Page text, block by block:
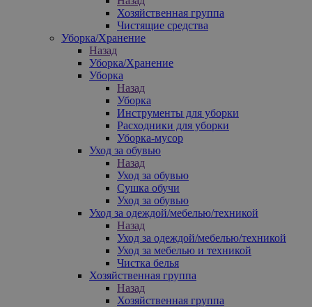
Хозяйственная группа
Чистящие средства
Уборка/Хранение
Назад
Уборка/Хранение
Уборка
Назад
Уборка
Инструменты для уборки
Расходники для уборки
Уборка-мусор
Уход за обувью
Назад
Уход за обувью
Сушка обучи
Уход за обувью
Уход за одеждой/мебелью/техникой
Назад
Уход за одеждой/мебелью/техникой
Уход за мебелью и техникой
Чистка белья
Хозяйственная группа
Назад
Хозяйственная группа